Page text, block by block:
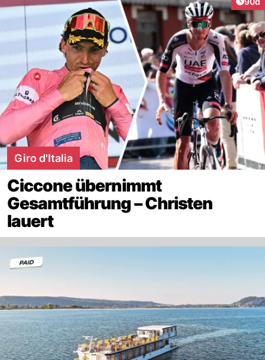
Giro d'Italia
Ciccone übernimmt
Gesamtführung – Christen
lauert